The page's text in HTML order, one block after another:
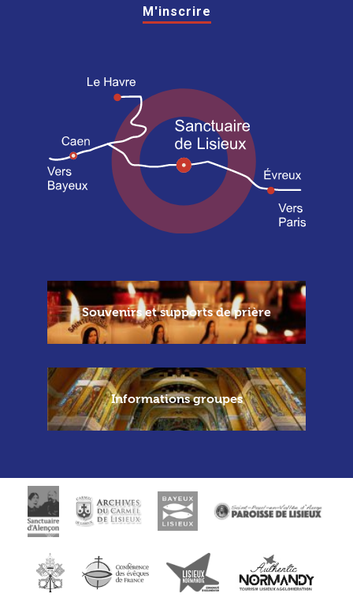
M'inscrire
Souvenirs et supports de prière
Informations groupes